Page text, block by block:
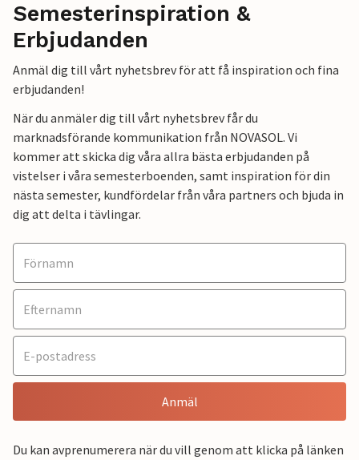
Semesterinspiration &
Erbjudanden
Anmäl dig till vårt nyhetsbrev för att få inspiration och fina
erbjudanden!
När du anmäler dig till vårt nyhetsbrev får du
marknadsförande kommunikation från NOVASOL. Vi
kommer att skicka dig våra allra bästa erbjudanden på
vistelser i våra semesterboenden, samt inspiration för din
nästa semester, kundfördelar från våra partners och bjuda in
dig att delta i tävlingar.
Anmäl
Du kan avprenumerera när du vill genom att klicka på länken